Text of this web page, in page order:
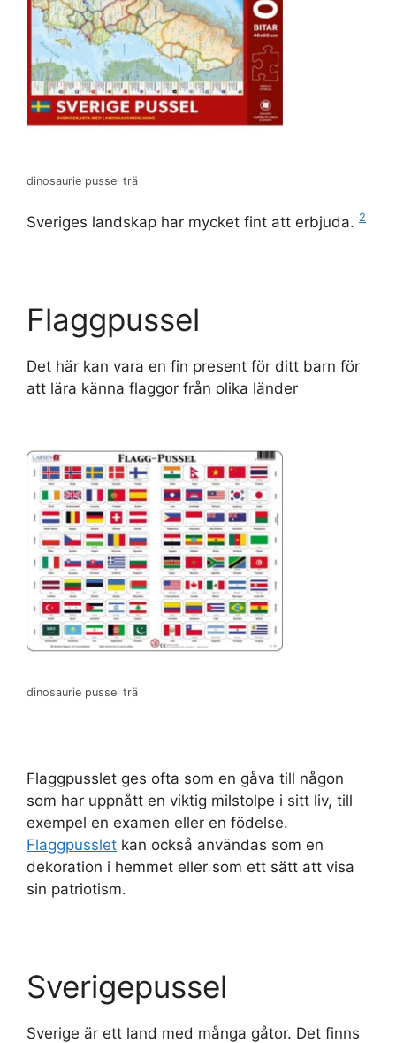
dinosaurie pussel trä
Sveriges landskap har mycket fint att erbjuda. 2
Flaggpussel
Det här kan vara en fin present för ditt barn för
att lära känna flaggor från olika länder
dinosaurie pussel trä
Flaggpusslet ges ofta som en gåva till någon
som har uppnått en viktig milstolpe i sitt liv, till
exempel en examen eller en födelse.
Flaggpusslet kan också användas som en
dekoration i hemmet eller som ett sätt att visa
sin patriotism.
Sverigepussel
Sverige är ett land med många gåtor. Det finns